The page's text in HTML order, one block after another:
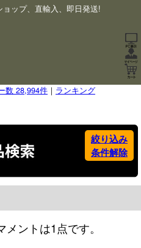
ップ、直輸入、即日発送!
数 28,994件 ｜ ランキング
絞り込み
条件解除
メントは1点です。